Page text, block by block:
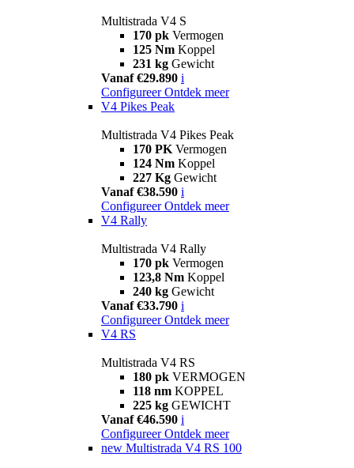
Multistrada V4 S
170 pk Vermogen
125 Nm Koppel
231 kg Gewicht
Vanaf €29.890 i
Configureer Ontdek meer
V4 Pikes Peak
Multistrada V4 Pikes Peak
170 PK Vermogen
124 Nm Koppel
227 Kg Gewicht
Vanaf €38.590 i
Configureer Ontdek meer
V4 Rally
Multistrada V4 Rally
170 pk Vermogen
123,8 Nm Koppel
240 kg Gewicht
Vanaf €33.790 i
Configureer Ontdek meer
V4 RS
Multistrada V4 RS
180 pk VERMOGEN
118 nm KOPPEL
225 kg GEWICHT
Vanaf €46.590 i
Configureer Ontdek meer
new Multistrada V4 RS 100